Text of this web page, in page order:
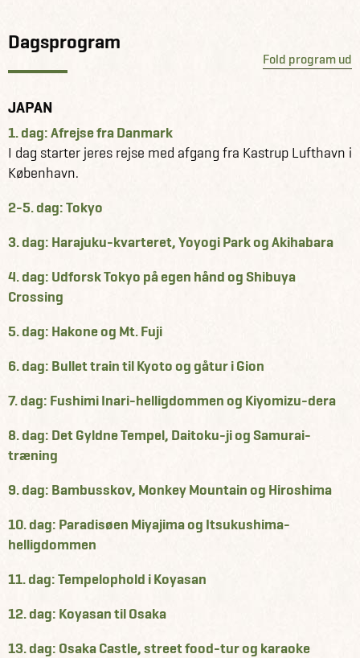
Dagsprogram
Fold program ud
JAPAN
1. dag: Afrejse fra Danmark
I dag starter jeres rejse med afgang fra Kastrup Lufthavn i
København.
2-5. dag: Tokyo
3. dag: Harajuku-kvarteret, Yoyogi Park og Akihabara
4. dag: Udforsk Tokyo på egen hånd og Shibuya
Crossing
5. dag: Hakone og Mt. Fuji
6. dag: Bullet train til Kyoto og gåtur i Gion
7. dag: Fushimi Inari-helligdommen og Kiyomizu-dera
8. dag: Det Gyldne Tempel, Daitoku-ji og Samurai-
træning
9. dag: Bambusskov, Monkey Mountain og Hiroshima
10. dag: Paradisøen Miyajima og Itsukushima-
helligdommen
11. dag: Tempelophold i Koyasan
12. dag: Koyasan til Osaka
13. dag: Osaka Castle, street food-tur og karaoke